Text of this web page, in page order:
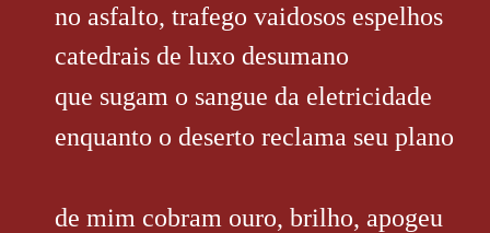
no asfalto, trafego vaidosos espelhos
catedrais de luxo desumano
que sugam o sangue da eletricidade
enquanto o deserto reclama seu plano
de mim cobram ouro, brilho, apogeu